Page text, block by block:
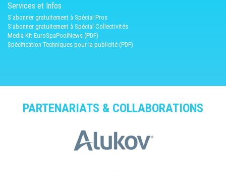
Services et Infos
S'abonner gratuitement à Spécial Pros
S'abonner gratuitement à Spécial Collectivités
Media Kit EuroSpaPoolNews (PDF)
Spécification Techniques pour la publicité (PDF)
PARTENARIATS & COLLABORATIONS